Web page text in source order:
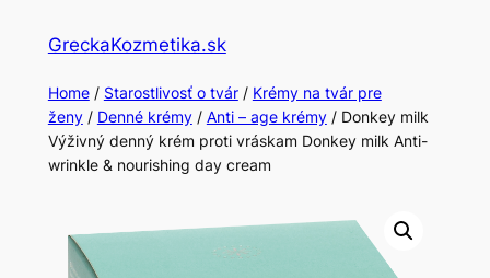
GreckaKozmetika.sk
Home/ Starostlivosť o tvár/ Krémy na tvár pre
ženy/ Denné krémy/ Anti – age krémy/ Donkey milk
Výživný denný krém proti vráskam Donkey milk Anti-
wrinkle & nourishing day cream